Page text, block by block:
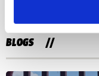
BLOGS